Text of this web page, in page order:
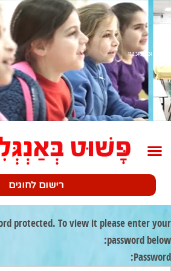
רישום לחוגים
protected. To view it please enter your
password below:
Password: